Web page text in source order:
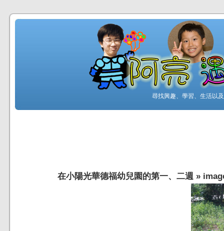
尋找興趣、學習、生活以
在小陽光華德福幼兒園的第一、二週 »